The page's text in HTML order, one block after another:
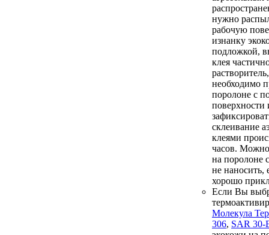
нужно
рабочую
изнанку
подложкой,
клея
необходимо
поролоне с
поверхности
склеивание
клеями
часов.
на поролоне
не наносить,
хорошо
Если Вы
Молекула
306, SAR 30-